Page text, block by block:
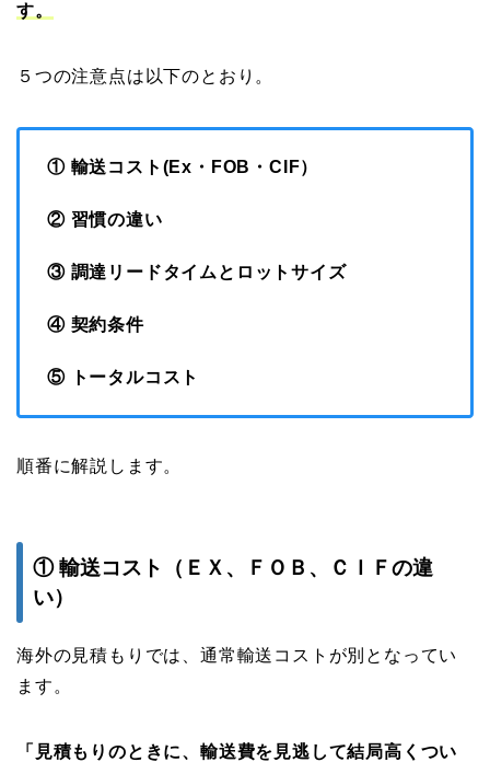
す。
５つの注意点は以下のとおり。
① 輸送コスト(Ex・FOB・CIF）
② 習慣の違い
③ 調達リードタイムとロットサイズ
④ 契約条件
⑤ トータルコスト
順番に解説します。
① 輸送コスト（ＥＸ、ＦＯＢ、ＣＩＦの違
い）
海外の見積もりでは、通常輸送コストが別となってい
ます。
「見積もりのときに、輸送費を見逃して結局高くつい